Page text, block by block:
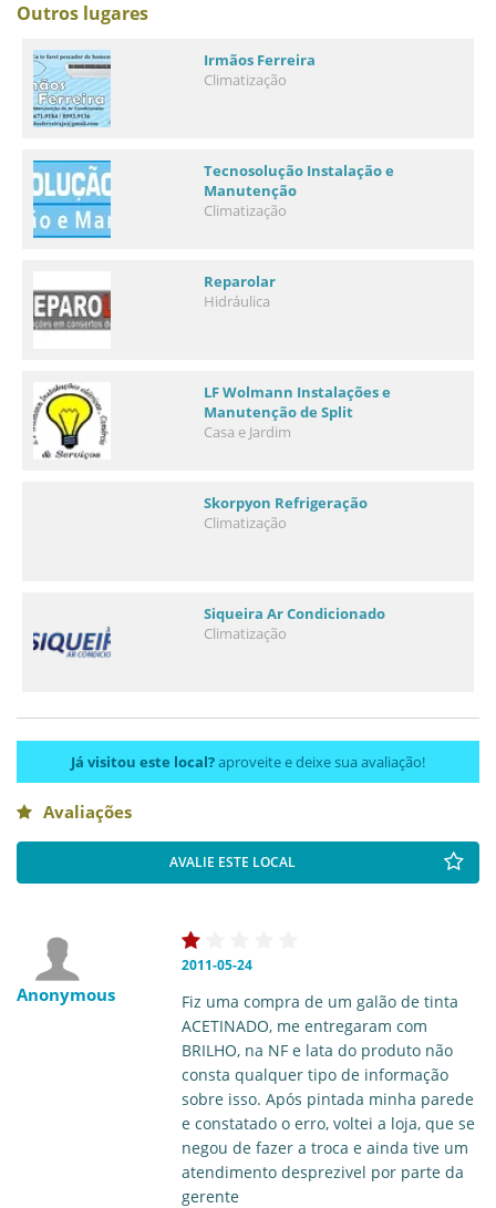
Outros lugares
Irmãos Ferreira
Climatização
Tecnosolução Instalação e
Manutenção
Climatização
Reparolar
Hidráulica
LF Wolmann Instalações e
Manutenção de Split
Casa e Jardim
Skorpyon Refrigeração
Climatização
Siqueira Ar Condicionado
Climatização
Já visitou este local?aproveite e deixe sua avaliação!
Avaliações
AVALIE ESTE LOCAL
Anonymous
2011-05-24
Fiz uma compra de um galão de tinta
ACETINADO, me entregaram com
BRILHO, na NF e lata do produto não
consta qualquer tipo de informação
sobre isso. Após pintada minha parede
e constatado o erro, voltei a loja, que se
negou de fazer a troca e ainda tive um
atendimento desprezivel por parte da
gerente